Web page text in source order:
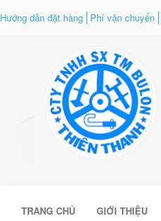
Hướng dẫn đặt hàng Phí vận chuyển
TRANG CHỦ GIỚI THIỆU